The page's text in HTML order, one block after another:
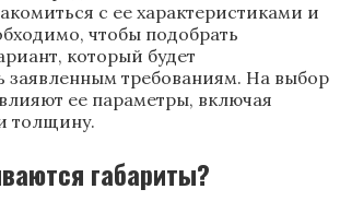
с ее характеристиками и
чтобы подобрать
который будет
заявленным требованиям. На выбор
ее параметры, включая
толщину.
габариты?